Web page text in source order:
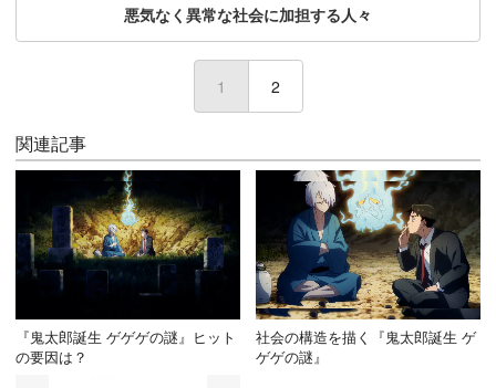
悪気なく異常な社会に加担する人々
1 (current)
2
関連記事
『鬼太郎誕生 ゲゲゲの謎』ヒット
の要因は？
社会の構造を描く『鬼太郎誕生 ゲ
ゲゲの謎』